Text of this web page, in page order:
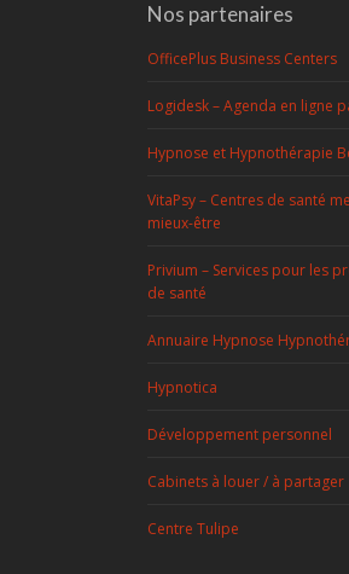
Nos partenaires
OfficePlus Business Centers
Logidesk – Agenda en ligne
Hypnose et Hypnothérapie
VitaPsy – Centres de santé
mieux-être
Privium – Services pour les
de santé
Annuaire Hypnose
Hypnotica
Développement personnel
Cabinets à louer / à partager
Centre Tulipe